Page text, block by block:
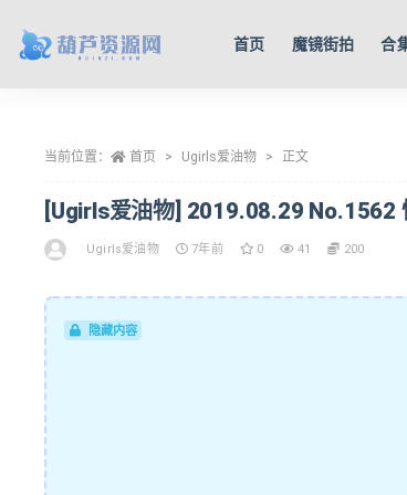
首页 魔镜街拍 合
当前位置： 首页 Ugirls爱油物 正文
[Ugirls爱油物] 2019.08.29 No.1562
Ugirls爱油物 7年前 0 41 200
隐藏内容